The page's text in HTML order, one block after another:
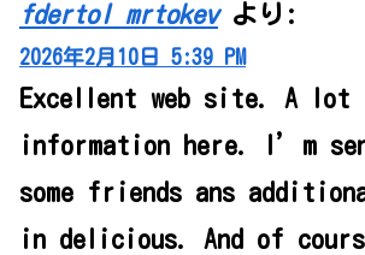
fdertol mrtokev より:
2026年2月10日 5:39 PM
Excellent web site. A lot
information here. I’m
some friends ans
in delicious. And of